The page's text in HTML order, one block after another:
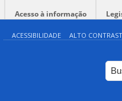
Acesso à informação
ACESSIBILIDADE ALTO